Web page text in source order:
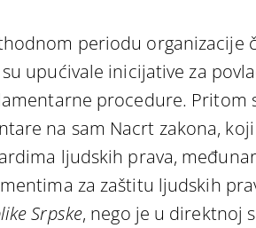
periodu organizacije
upućivale inicijative za
procedure. Pritom
na sam Nacrt zakona,
ljudskih prava,
za zaštitu ljudskih
Srpske, nego je u direktnoj